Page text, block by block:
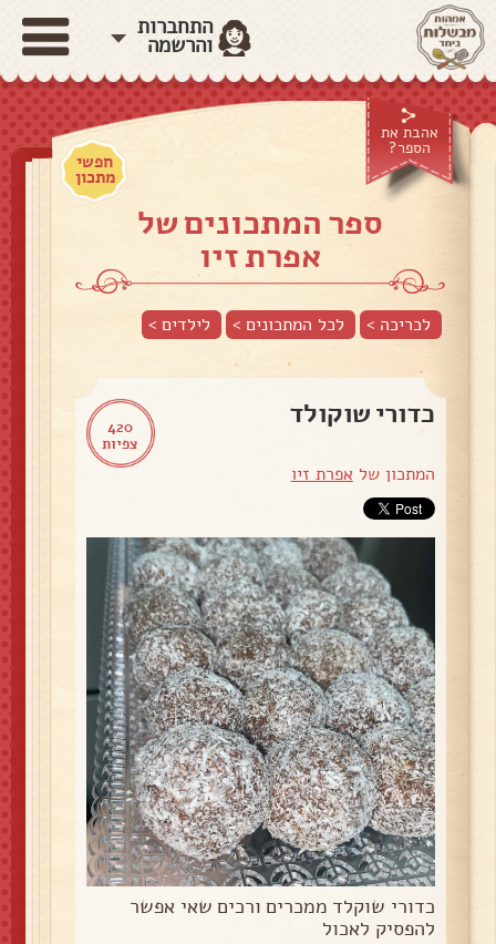
התחברות
והרשמה
אהבת את
הספר?
חפשי
מתכון
ספר המתכונים של
אפרת זיו
לכריכה > לכל המתכונים > לילדים>
420
צפיות
כדורי שוקולד
המתכון של אפרת זיו
כדורי שוקלד ממכרים ורכים שאי אפשר
להפסיק לאכול